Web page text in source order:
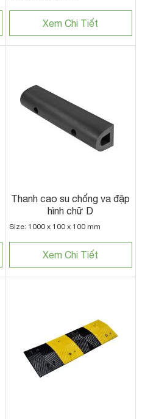
Xem Chi Tiết
Thanh cao su chống va đập
hình chữ D
Size: 1000 x 100 x 100 mm
Xem Chi Tiết